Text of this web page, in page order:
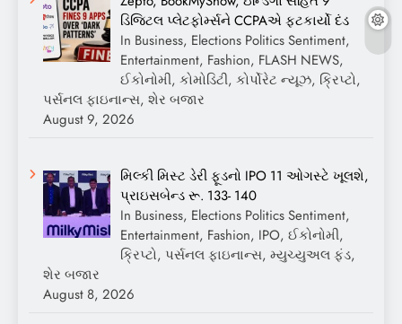
ડિજિટલ પ્લેટફોર્મ્સને CCPAએ ફટકાર્યો દંડ
In Business, Elections Politics Sentiment,
Entertainment, Fashion, FLASH NEWS,
ઈકોનોમી, કોમોડિટી, કોર્પોરેટ ન્યૂઝ, ક્રિપ્ટો,
પર્સનલ ફાઇનાન્સ, શેર બજાર
August 9, 2026
મિલ્કી મિસ્ટ ડેરી ફૂડનો IPO 11 ઓગસ્ટે ખૂલશે,
પ્રાઇસબેન્ડ રૂ. 133- 140
In Business, Elections Politics Sentiment,
Entertainment, Fashion, IPO, ઈકોનોમી,
ક્રિપ્ટો, પર્સનલ ફાઇનાન્સ, મ્યુચ્યુઅલ ફંડ,
શેર બજાર
August 8, 2026